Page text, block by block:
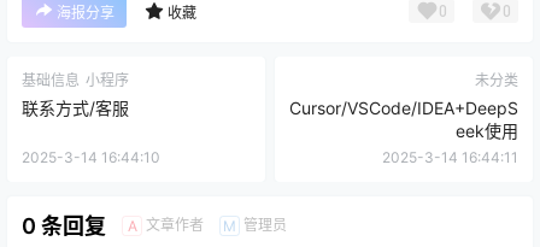
海报分享 收藏 0 0
基础信息 小程序
联系方式/客服
2025-3-14 16:44:10
未分类
Cursor/VSCode/IDEA+DeepS
eek使用
2025-3-14 16:44:11
0 条回复 A 文章作者 M 管理员